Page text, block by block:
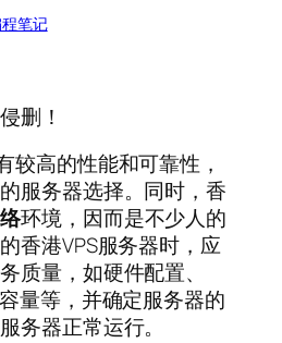
笔记
删！
较高的性能和可靠性，
服务器选择。同时，香
环境，因而是不少人的
香港VPS服务器时，应
质量，如硬件配置、
量等，并确定服务器的
务器正常运行。